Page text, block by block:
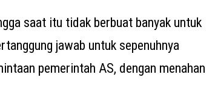
saat itu tidak berbuat banyak untuk
jawab untuk sepenuhnya
pemerintah AS, dengan menahan